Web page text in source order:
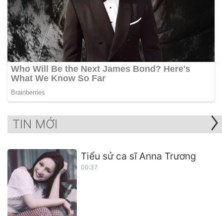
TIN MỚI
Tiểu sử ca sĩ Anna Trương
00:37